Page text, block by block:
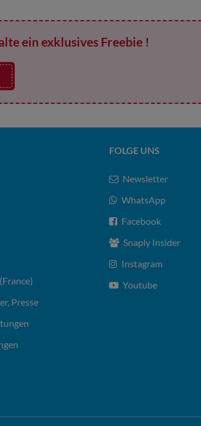
ein exklusives Freebie !
Presse
FOLGE UNS
Newsletter
WhatsApp
Facebook
Snaply Insider
Instagram
Youtube